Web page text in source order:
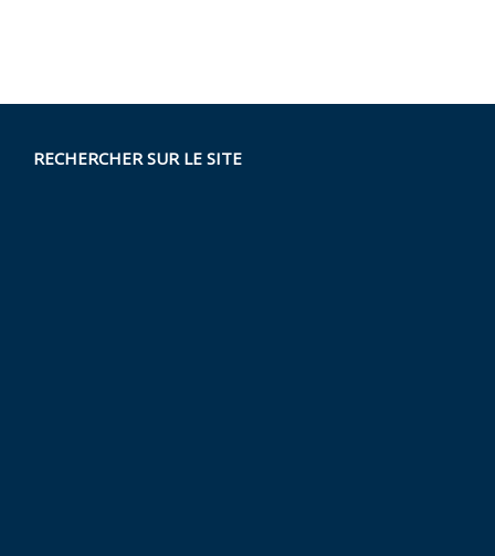
RECHERCHER SUR LE SITE